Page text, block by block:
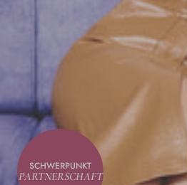
SCHWERPUNKT
PARTNERSCHAFT